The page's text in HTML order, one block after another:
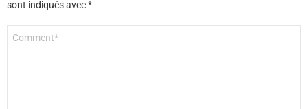
sont indiqués avec*